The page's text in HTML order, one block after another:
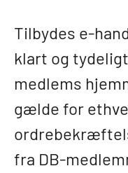
Tilbydes e-
klart og
medlems
gælde for
fra DB-